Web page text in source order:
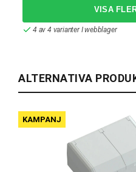
4 av 4 varianter I webblager
ALTERNATIVA
KAMPANJ